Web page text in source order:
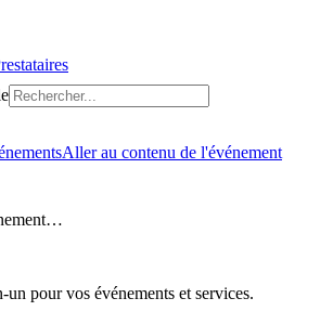
Aller au contenu de l'événement
pour vos événements et services.